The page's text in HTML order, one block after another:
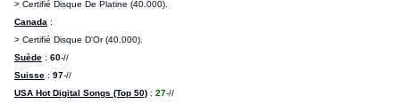
> Certifié Disque De Platine (40.000).
Canada :
> Certifié Disque D'Or (40.000).
Suède : 60-//
Suisse : 97-//
USA Hot Digital Songs (Top 50) : 27-//